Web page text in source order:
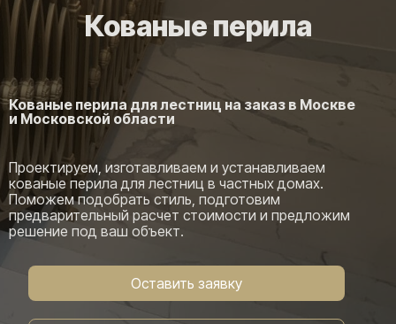
Проектируем, изготавливаем и устанавливаем
кованые перила для лестниц в частных домах.
Поможем подобрать стиль, подготовим
предварительный расчет стоимости и предложим
решение под ваш объект.
Кованые перила для лестниц на заказ в Москве
и Московской области
Кованые перила
Оставить заявку